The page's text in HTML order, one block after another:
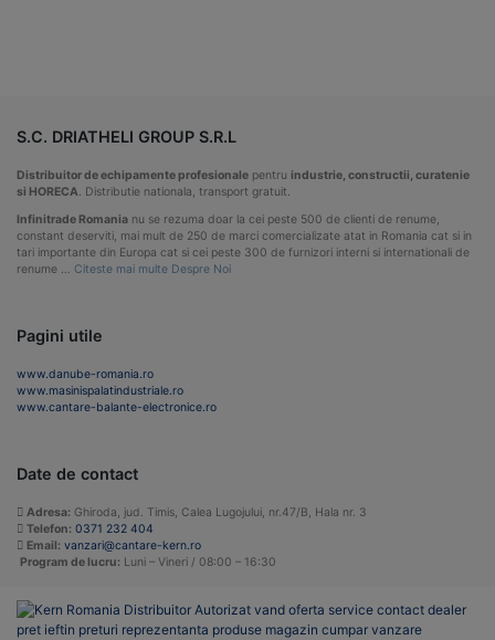
S.C. DRIATHELI GROUP S.R.L
Distribuitor de echipamente profesionale pentru industrie, constructii, curatenie
si HORECA. Distributie nationala, transport gratuit.
Infinitrade Romania nu se rezuma doar la cei peste 500 de clienti de renume,
constant deserviti, mai mult de 250 de marci comercializate atat in Romania cat si in
tari importante din Europa cat si cei peste 300 de furnizori interni si internationali de
renume … Citeste mai multe Despre Noi
Pagini utile
www.danube-romania.ro
www.masinispalatindustriale.ro
www.cantare-balante-electronice.ro
Date de contact
Adresa: Ghiroda, jud. Timis, Calea Lugojului, nr.47/B, Hala nr. 3
Telefon: 0371 232 404
Email: vanzari@cantare-kern.ro
Program de lucru: Luni – Vineri / 08:00 – 16:30